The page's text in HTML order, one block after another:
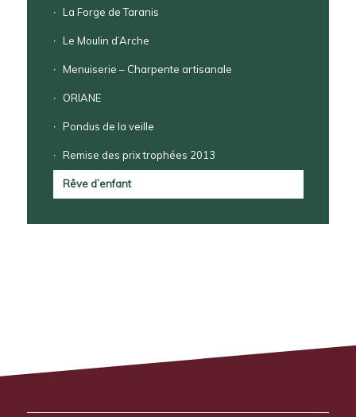
La Forge de Taranis
Le Moulin d’Arche
Menuiserie – Charpente artisanale
ORIANE
Pondus de la veille
Remise des prix trophées 2013
Rêve d’enfant